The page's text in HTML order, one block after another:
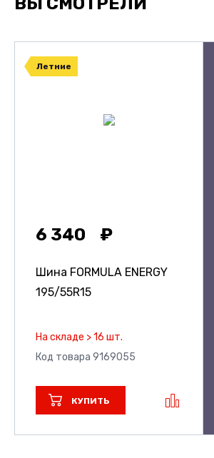
Летние
6 340
Шина FORMULA ENERGY
195/55R15
На складе > 16 шт.
Код товара 9169055
КУПИТЬ